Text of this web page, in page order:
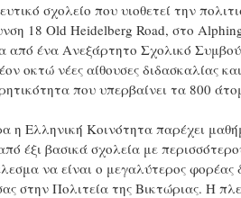
σχολείο που υιοθετεί την
18 Old Heidelberg Road, στο
από ένα Ανεξάρτητο Σχολικό
οκτώ νέες αίθουσες διδασκαλίας
που υπερβαίνει τα 800
η Ελληνική Κοινότητα παρέχει
έξι βασικά σχολεία με
να είναι ο μεγαλύτερος φορέας
στην Πολιτεία της Βικτώριας. Η